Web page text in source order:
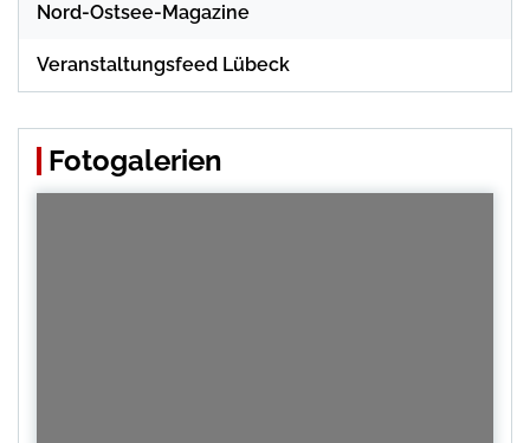
Nord-Ostsee-Magazine
Veranstaltungsfeed Lübeck
Fotogalerien